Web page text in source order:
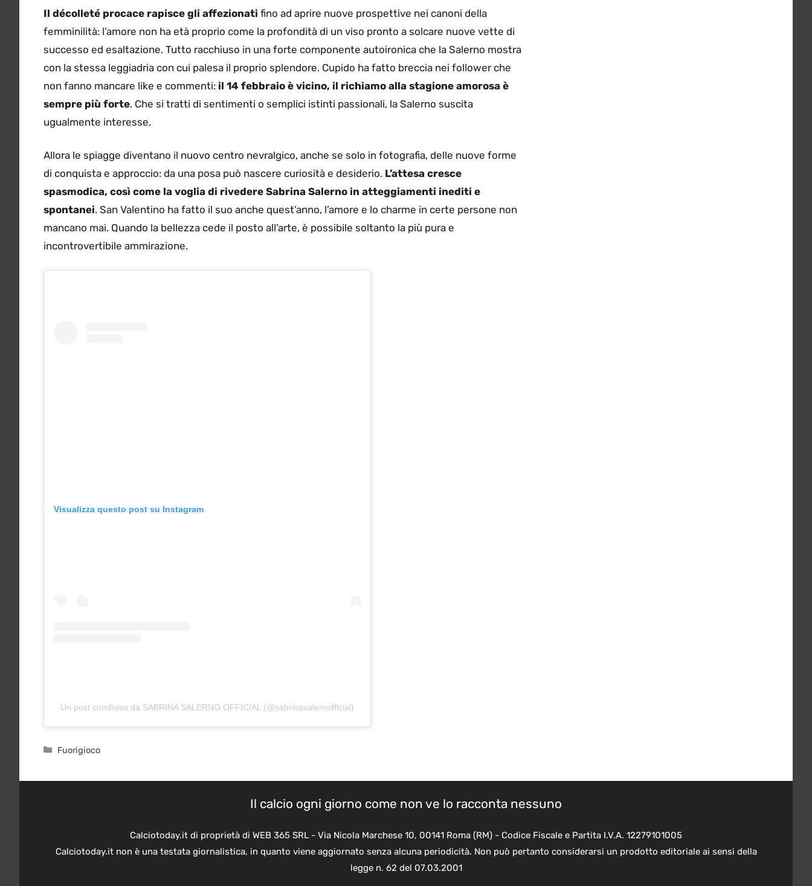
Il décolleté procace rapisce gli affezionati fino ad aprire nuove prospettive nei canoni della
femminilità: l’amore non ha età proprio come la profondità di un viso pronto a solcare nuove vette di
successo ed esaltazione. Tutto racchiuso in una forte componente autoironica che la Salerno mostra
con la stessa leggiadria con cui palesa il proprio splendore. Cupido ha fatto breccia nei follower che
non fanno mancare like e commenti: il 14 febbraio è vicino, il richiamo alla stagione amorosa è
sempre più forte. Che si tratti di sentimenti o semplici istinti passionali, la Salerno suscita
ugualmente interesse.
Allora le spiagge diventano il nuovo centro nevralgico, anche se solo in fotografia, delle nuove forme
di conquista e approccio: da una posa può nascere curiosità e desiderio. L’attesa cresce
spasmodica, così come la voglia di rivedere Sabrina Salerno in atteggiamenti inediti e
spontanei. San Valentino ha fatto il suo anche quest’anno, l’amore e lo charme in certe persone non
mancano mai. Quando la bellezza cede il posto all’arte, è possibile soltanto la più pura e
incontrovertibile ammirazione.
Visualizza questo post su Instagram
Un post condiviso da SABRINA SALERNO OFFICIAL (@sabrinasalernofficial)
Categorie
Fuorigioco
Il calcio ogni giorno come non ve lo racconta nessuno
Calciotoday.it di proprietà di WEB 365 SRL - Via Nicola Marchese 10, 00141 Roma (RM) - Codice Fiscale e Partita I.V.A. 12279101005
Calciotoday.it non è una testata giornalistica, in quanto viene aggiornato senza alcuna periodicità. Non può pertanto considerarsi un prodotto editoriale ai sensi della
legge n. 62 del 07.03.2001